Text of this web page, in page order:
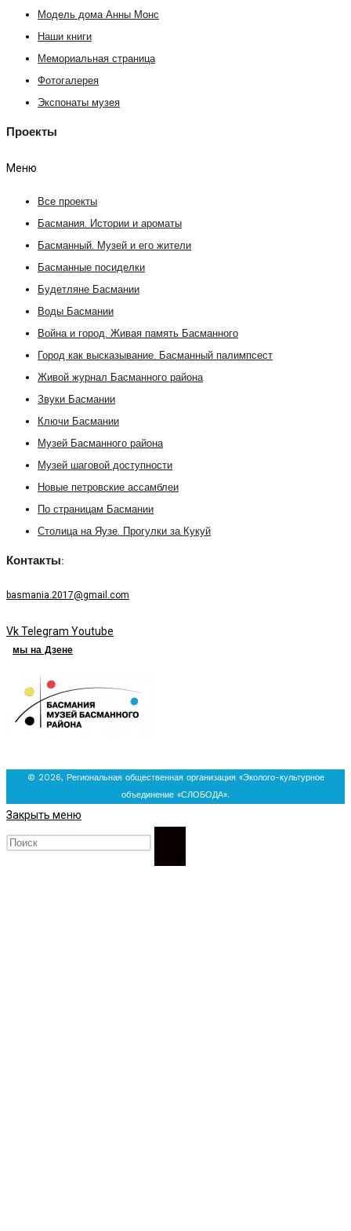
Модель дома Анны Монс
Наши книги
Мемориальная страница
Фотогалерея
Экспонаты музея
Проекты
Меню
Все проекты
Басмания. Истории и ароматы
Басманный. Музей и его жители
Басманные посиделки
Будетляне Басмании
Воды Басмании
Война и город. Живая память Басманного
Город как высказывание. Басманный палимпсест
Живой журнал Басманного района
Звуки Басмании
Ключи Басмании
Музей Басманного района
Музей шаговой доступности
Новые петровские ассамблеи
По страницам Басмании
Столица на Яузе. Прогулки за Кукуй
Контакты:
basmania.2017@gmail.com
VkTelegram Youtube
мы на Дзене
© 2026, Региональная общественная организация «Эколого-культурное
объединение «СЛОБОДА».
Закрыть меню